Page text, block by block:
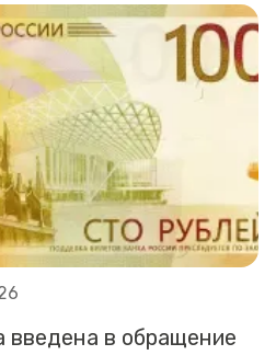
введена в обращение